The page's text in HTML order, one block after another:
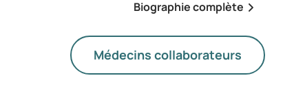
Biographie complète
Médecins collaborateurs